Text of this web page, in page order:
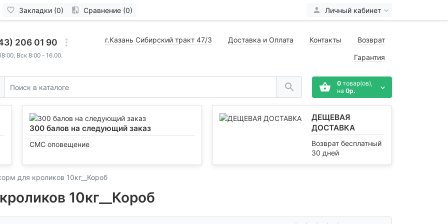
Закладки (0) Сравнение (0) Личный кабинет
206 01 90
Вск 8:00 - 16.00.
г.Казань Сибирский тракт 47/3 Доставка и Оплата Контакты Возврат
Гарантия
0 товар(ов),
на 0р.
300 балов на следующий заказ
СМС оповещение
ДЕЩЕВАЯ
ДОСТАВКА
Возврат бесплатный
30 дней
для кроликов 10кг__Короб
10кг__Короб